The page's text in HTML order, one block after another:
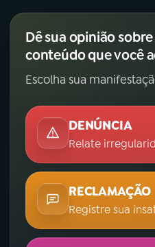
Dê sua opinião
conteúdo que você
Escolha sua
DENÚNCIA
Relate
RECLAMAÇÃO
Registre sua